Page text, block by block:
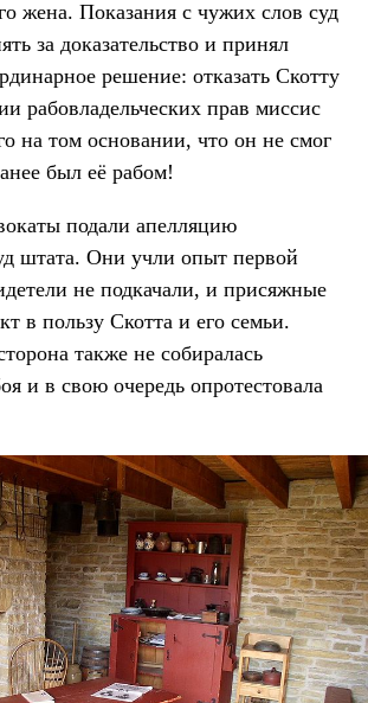
жена. Показания с чужих слов суд
за доказательство и принял
решение: отказать Скотту
рабовладельческих прав миссис
на том основании, что он не смог
был её рабом!
подали апелляцию
штата. Они учли опыт первой
не подкачали, и присяжные
в пользу Скотта и его семьи.
также не собиралась
и в свою очередь опротестовала